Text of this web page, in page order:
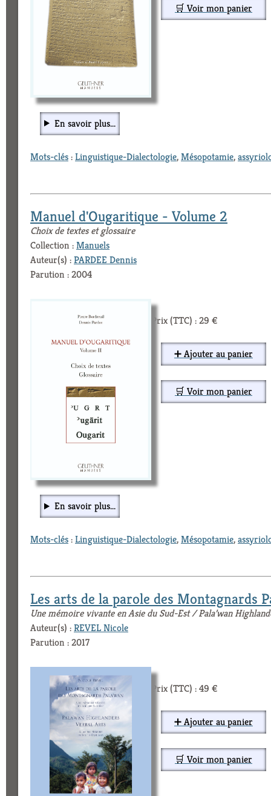
🛒 Voir mon panier
En savoir plus...
Mots-clés:Linguistique-Dialectologie,Mésopotamie,
Manuel d'Ougaritique - Volume 2
Choix de textes et glossaire
Collection :Manuels
Auteur(s) :PARDEE Dennis
Parution : 2004
Prix (TTC) : 29 €
➕ Ajouter au panier
🛒 Voir mon panier
En savoir plus...
Mots-clés:Linguistique-Dialectologie,Mésopotamie,
Les arts de la parole des Montagnards
Une mémoire vivante en Asie du Sud-Est / Pala’wan
Auteur(s) :REVEL Nicole
Parution : 2017
Prix (TTC) : 49 €
➕ Ajouter au panier
🛒 Voir mon panier